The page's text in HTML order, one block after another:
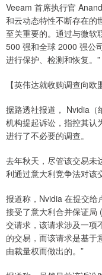
Veeam 首席执行官
和云动态特性不断存在的
至关重要的。通过与微软
500 强和全球 2000 强公
进行保护、检测和恢复。”
【英伟达就收购调查向欧
据路透社报道， Nvidia（
机构提起诉讼，指控其认
进行了不必要的调查。
去年秋天，尽管该交易未
利通过意大利竞争法对该
报道称，Nvidia 在提交给
接受了意大利合并保证
交请求，该请求涉及一项
的交易，而该请求是基于
由裁量权而做出的。”